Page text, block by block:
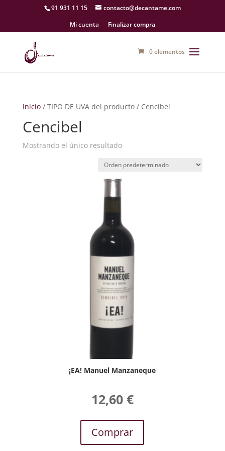
91 931 11 15
contacto@decantame.com
Mi cuenta
Finalizar compra
0 elementos
Inicio/ TIPO DE UVA del producto / Cencibel
Cencibel
Mostrando el único resultado
¡EA! Manuel Manzaneque
12,60 €
Comprar